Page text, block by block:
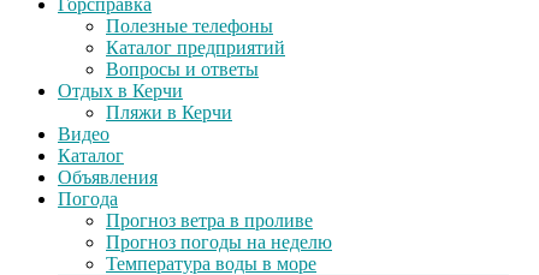
Горсправка
Полезные телефоны
Каталог предприятий
Вопросы и ответы
Отдых в Керчи
Пляжи в Керчи
Видео
Каталог
Объявления
Погода
Прогноз ветра в проливе
Прогноз погоды на неделю
Температура воды в море